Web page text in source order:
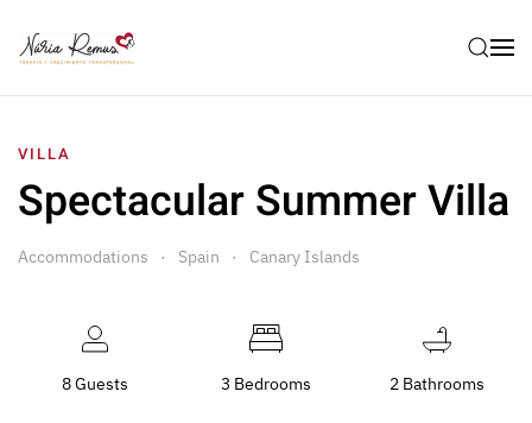
VILLA
Spectacular Summer Villa
Accommodations Spain Canary Islands
8 Guests 3 Bedrooms 2 Bathrooms